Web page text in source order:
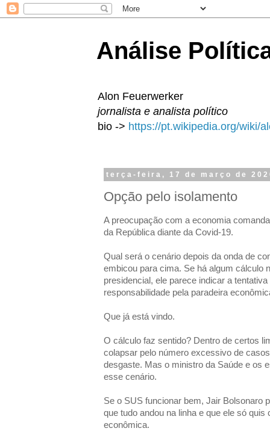
Análise
Alon Feuerwerker
jornalista e analista político
bio -> https://pt.wikipedia.org/wiki/
terça-feira, 17 de março de
Opção pelo isolamento
A preocupação com a economia
da República diante da Covid-19.
Qual será o cenário depois da onda de
embicou para cima. Se há algum cálculo
presidencial, ele parece indicar a
responsabilidade pela paradeira
Que já está vindo.
O cálculo faz sentido? Dentro de certos
colapsar pelo número excessivo de
desgaste. Mas o ministro da Saúde e os
esse cenário.
Se o SUS funcionar bem, Jair Bolsonaro
que tudo andou na linha e que ele só
econômica.